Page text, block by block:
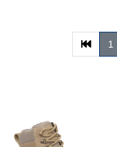
1